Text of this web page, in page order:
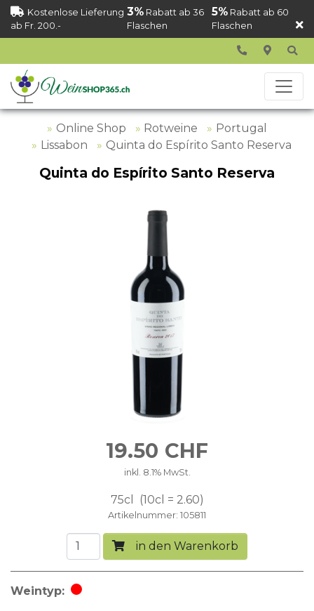
Kostenlose Lieferung
ab Fr. 200.-
3% Rabatt ab 36
Flaschen
5%Rabatt ab 60
Flaschen
Online Shop Rotweine
Portugal
Lissabon
Quinta do Espírito Santo Reserva
Quinta do Espírito Santo Reserva
19.50 CHF
inkl. 8.1% MwSt.
75cl 10cl = 2.60
Artikelnummer 105811
in den Warenkorb
Weintyp Rotwein